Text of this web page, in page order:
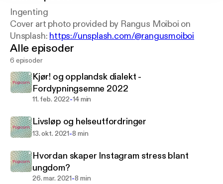
Ingenting
Cover art photo provided by Rangus Moiboi on
Unsplash: https://unsplash.com/@rangusmoiboi
Alle episoder
6 episoder
Kjør! og opplandsk dialekt -
Fordypningsemne 2022
11. feb. 2022-14 min
Livsløp og helseutfordringer
13. okt. 2021-8 min
Hvordan skaper Instagram stress blant
ungdom?
26. mar. 2021-8 min